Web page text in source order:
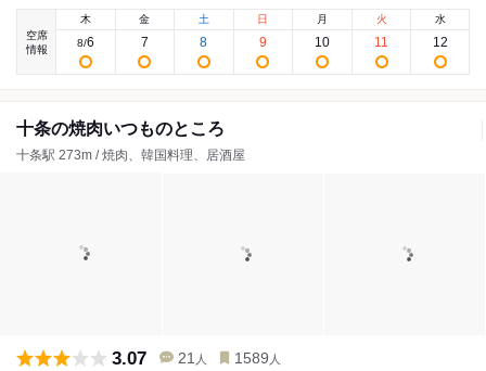
空席
情報
木
8/6
金
7
土
8
日
9
月
10
火
11
水
12
十条の焼肉いつものところ
十条駅 273m / 焼肉、韓国料理、居酒屋
3.07 21 人 1589 人